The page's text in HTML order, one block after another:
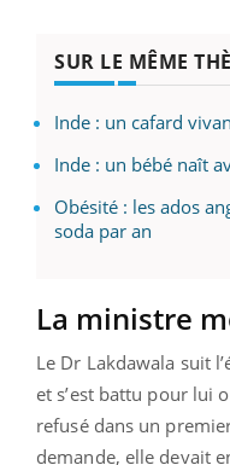
SUR LE MÊME
Inde : un cafard
Inde : un bébé naît
Obésité : les ados
soda par an
La ministre
Le Dr Lakdawala suit
et s’est battu pour lui
refusé dans un
demande, elle devait